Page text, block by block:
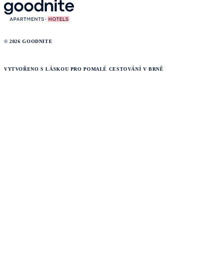
© 2026 GOODNITE
VYTVOŘENO S LÁSKOU PRO POMALÉ CESTOVÁNÍ V BRNĚ